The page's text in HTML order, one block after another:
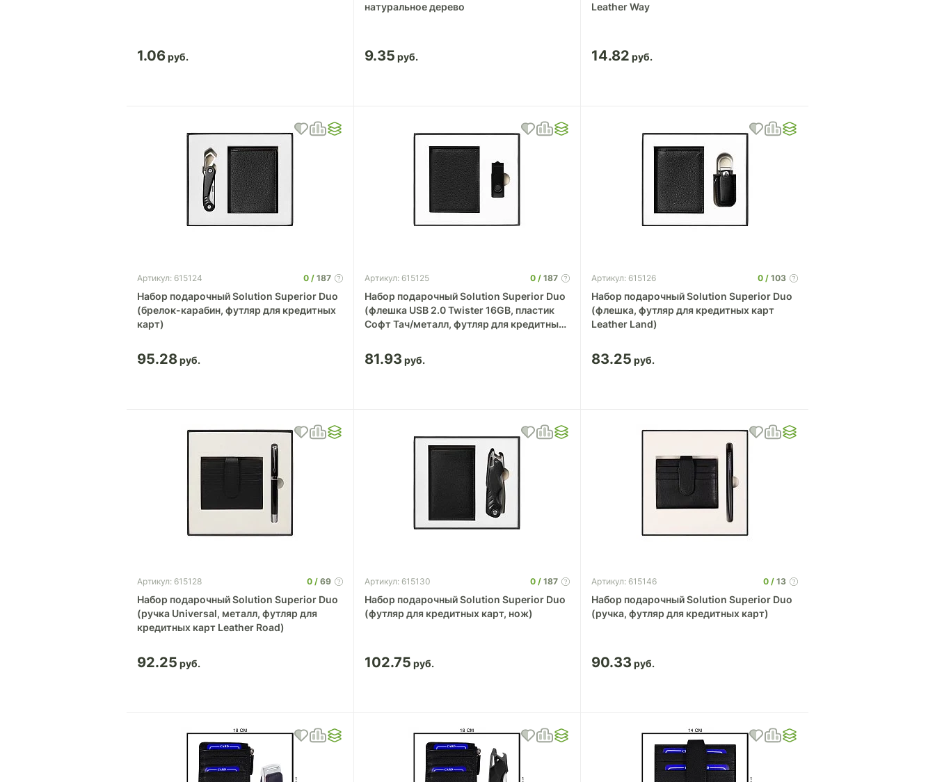
1.06
натуральное дерево
9.35
Leather Way
14.82
Артикул: 615124 0 187
Набор подарочный Solution Superior Duo
(брелок-карабин, футляр для кредитных
карт)
95.28
Артикул: 615125 0 187
Набор подарочный Solution Superior Duo
(флешка USB 2.0 Twister 16GB, пластик
Софт Тач/металл, футляр для кредитных
81.93
Артикул: 615126 0 103
Набор подарочный Solution Superior Duo
(флешка, футляр для кредитных карт
Leather Land)
83.25
Артикул: 615128 0 69
Набор подарочный Solution Superior Duo
(ручка Universal, металл, футляр для
кредитных карт Leather Road)
92.25
Артикул: 615130 0 187
Набор подарочный Solution Superior Duo
(футляр для кредитных карт, нож)
102.75
Артикул: 615146 0 13
Набор подарочный Solution Superior Duo
(ручка, футляр для кредитных карт)
90.33